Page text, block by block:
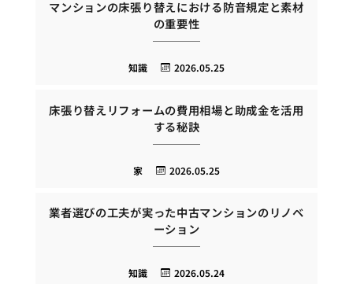
マンションの床張り替えにおける防音規定と素材
の重要性
2026.05.25
知識
床張り替えリフォームの費用相場と助成金を活用
する秘訣
2026.05.25
家
業者選びの工夫が実った中古マンションのリノベ
ーション
2026.05.24
知識